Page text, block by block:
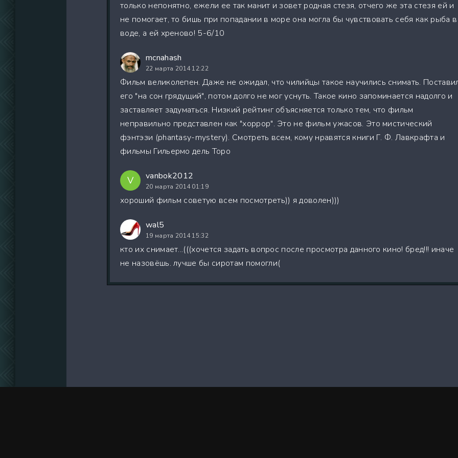
только непонятно, ежели ее так манит и зовет родная стезя, отчего же эта стезя ей и
не помогает, то бишь при попадании в море она могла бы чувствовать себя как рыба в
воде, а ей хреново! 5-6/10
mcnahash
22 марта 2014 12:22
Фильм великолепен. Даже не ожидал, что чилийцы такое научились снимать.
его "на сон грядущий", потом долго не мог уснуть. Такое кино запоминается надолго и
заставляет задуматься. Низкий рейтинг объясняется только тем, что фильм
неправильно представлен как "хоррор". Это не фильм ужасов. Это мистический
фэнтэзи (phantasy-mystery). Смотреть всем, кому нравятся книги Г. Ф. Лавкрафта и
фильмы Гильермо дель Торо
V vanbok2012
20 марта 2014 01:19
хороший фильм советую всем посмотреть)) я доволен)))
wal5
19 марта 2014 15:32
кто их снимает...(((хочется задать вопрос после просмотра данного кино! бред!!! иначе
не назовёшь. лучше бы сиротам помогли(